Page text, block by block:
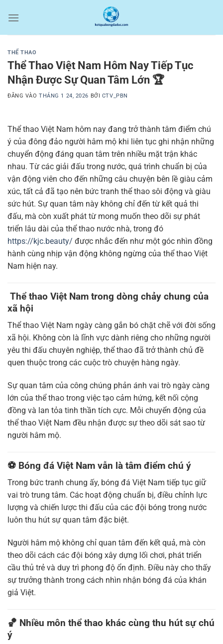
qua
THỂ THAO
Thể Thao Việt Nam Hôm Nay Tiếp Tục
Nhận Được Sự Quan Tâm Lớn 🏆
ĐĂNG VÀOTHÁNG 1 24, 2026 BỞI CTV_PBN
Thể thao Việt Nam hôm nay đang trở thành tâm điểm chú
ý của đông đảo người hâm mộ khi liên tục ghi nhận những
chuyển động đáng quan tâm trên nhiều mặt trận khác
nhau. Từ các giải đấu trong nước, quá trình chuẩn bị của
vận động viên cho đến những câu chuyện bên lề giàu cảm
xúc, tất cả đã tạo nên bức tranh thể thao sôi động và giàu
sức hút. Sự quan tâm này không chỉ đến từ kết quả thi
đấu, mà còn xuất phát từ mong muốn theo dõi sự phát
triển lâu dài của thể thao nước nhà, trong đó
https://kjc.beauty/ được nhắc đến như một góc nhìn đồng
hành cùng nhịp vận động không ngừng của thể thao Việt
Nam hiện nay.
Thể thao Việt Nam trong dòng chảy chung của
xã hội
Thể thao Việt Nam ngày càng gắn bó chặt chẽ với đời sống
xã hội. Không còn là lĩnh vực dành riêng cho những người
yêu thi đấu chuyên nghiệp, thể thao đã trở thành chủ đề
quen thuộc trong các cuộc trò chuyện hàng ngày.
Sự quan tâm của công chúng phản ánh vai trò ngày càng
lớn của thể thao trong việc tạo cảm hứng, kết nối cộng
đồng và lan tỏa tinh thần tích cực. Mỗi chuyển động của
thể thao Việt Nam đều nhận được sự theo dõi sát sao từ
người hâm mộ.
⚽ Bóng đá Việt Nam vẫn là tâm điểm chú ý
Trong bức tranh chung ấy, bóng đá Việt Nam tiếp tục giữ
vai trò trung tâm. Các hoạt động chuẩn bị, điều chỉnh lực
lượng và chiến lược thi đấu của các đội bóng trong nước
luôn thu hút sự quan tâm đặc biệt.
Người hâm mộ không chỉ quan tâm đến kết quả, mà còn
theo dõi cách các đội bóng xây dựng lối chơi, phát triển
cầu thủ trẻ và duy trì phong độ ổn định. Điều này cho thấy
sự trưởng thành trong cách nhìn nhận bóng đá của khán
giả Việt.
🏀 Nhiều môn thể thao khác cùng thu hút sự chú
ý